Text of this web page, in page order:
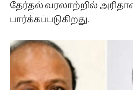
தேர்தல் வரலாற்றில்
பார்க்கப்படுகிறது.